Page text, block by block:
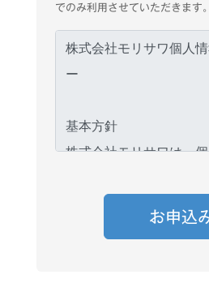
でのみ利用させていただきます。